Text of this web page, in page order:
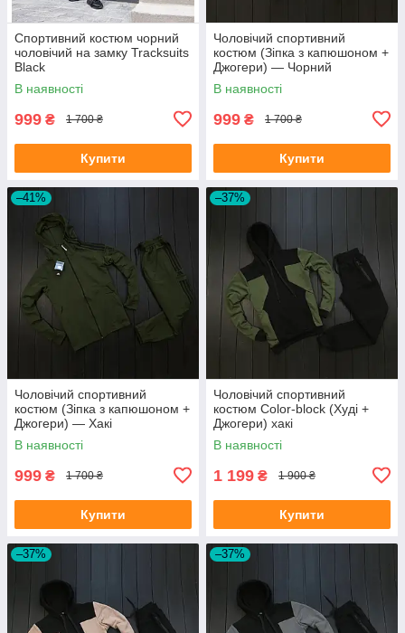
Спортивний костюм чорний
чоловічий на замку Tracksuits
Black
В наявності
999 ₴ 1 700 ₴
Купити
Чоловічий спортивний
костюм (Зіпка з капюшоном +
Джогери) — Чорний
В наявності
999 ₴ 1 700 ₴
Купити
–41%
Чоловічий спортивний
костюм (Зіпка з капюшоном +
Джогери) — Хакі
В наявності
999 ₴ 1 700 ₴
Купити
–37%
Чоловічий спортивний
костюм Сolor-block (Худі +
Джогери) хакі
В наявності
1 199 ₴ 1 900 ₴
Купити
–37% –37%